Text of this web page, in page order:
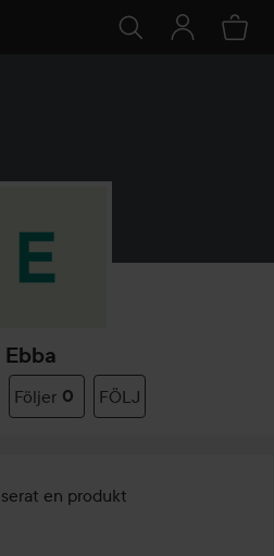
Ebba
Följer 0 FÖLJ
en produkt
11 månader